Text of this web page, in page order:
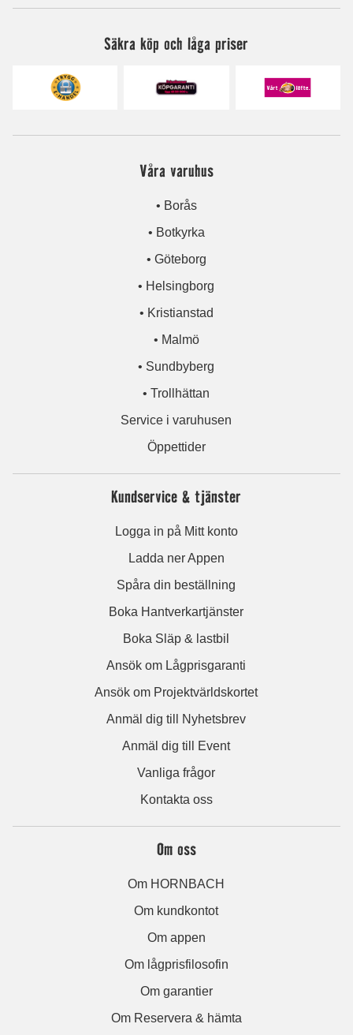
Säkra köp och låga priser
Våra varuhus
• Borås
• Botkyrka
• Göteborg
• Helsingborg
• Kristianstad
• Malmö
• Sundbyberg
• Trollhättan
Service i varuhusen
Öppettider
Kundservice & tjänster
Logga in på Mitt konto
Ladda ner Appen
Spåra din beställning
Boka Hantverkartjänster
Boka Släp & lastbil
Ansök om Lågprisgaranti
Ansök om Projektvärldskortet
Anmäl dig till Nyhetsbrev
Anmäl dig till Event
Vanliga frågor
Kontakta oss
Om oss
Om HORNBACH
Om kundkontot
Om appen
Om lågprisfilosofin
Om garantier
Om Reservera & hämta